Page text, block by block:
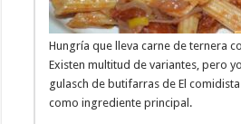
Hungría que lleva carne de ternera
Existen multitud de variantes, pero
gulasch de butifarras de El
como ingrediente principal.